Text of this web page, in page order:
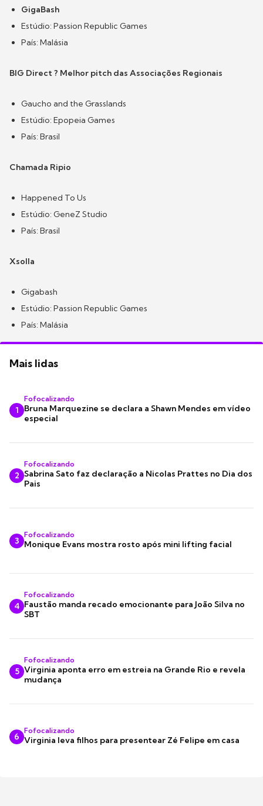
GigaBash
Estúdio: Passion Republic Games
País: Malásia
BIG Direct ? Melhor pitch das Associações Regionais
Gaucho and the Grasslands
Estúdio: Epopeia Games
País: Brasil
Chamada Ripio
Happened To Us
Estúdio: GeneZ Studio
País: Brasil
Xsolla
Gigabash
Estúdio: Passion Republic Games
País: Malásia
Mais lidas
1
Fofocalizando
Bruna Marquezine se declara a Shawn Mendes em vídeo
especial
2
Fofocalizando
Sabrina Sato faz declaração a Nicolas Prattes no Dia dos
Pais
3
Fofocalizando
Monique Evans mostra rosto após mini lifting facial
4
Fofocalizando
Faustão manda recado emocionante para João Silva no
SBT
5
Fofocalizando
Virginia aponta erro em estreia na Grande Rio e revela
mudança
6
Fofocalizando
Virginia leva filhos para presentear Zé Felipe em casa